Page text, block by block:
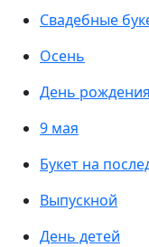
Свадебные
Осень
День рождения
9 мая
Букет на
Выпускной
День детей